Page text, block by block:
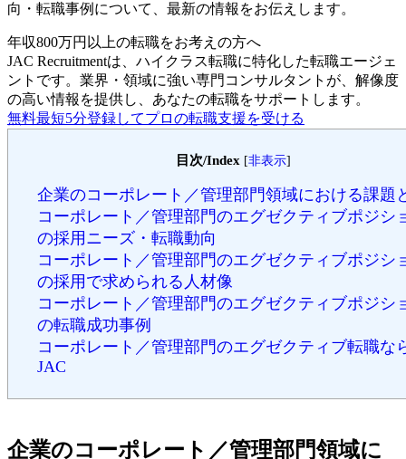
向・転職事例について、最新の情報をお伝えします。
年収800万円以上の転職をお考えの方へ
JAC Recruitmentは、ハイクラス転職に特化した転職エージェ
ントです。 業界・領域に強い専門コンサルタントが、解像度
の高い情報を提供し、あなたの転職をサポートします。
無料最短5分登録してプロの転職支援を受ける
目次/Index [非表示]
企業のコーポレート／管理部門領域における課題
コーポレート／管理部門のエグゼクティブポジシ
の採用ニーズ・転職動向
コーポレート／管理部門のエグゼクティブポジシ
の採用で求められる人材像
コーポレート／管理部門のエグゼクティブポジシ
の転職成功事例
コーポレート／管理部門のエグゼクティブ転職な
JAC
企業のコーポレート／管理部門領域に